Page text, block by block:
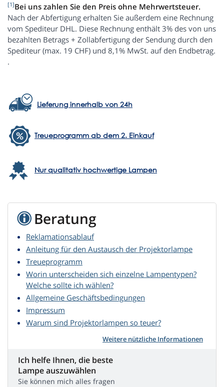
[1]Bei uns zahlen Sie den Preis ohne Mehrwertsteuer.
Nach der Abfertigung erhalten Sie außerdem eine Rechnung
vom Spediteur DHL. Diese Rechnung enthält 3% des von uns
bezahlten Betrags + Zollabfertigung der Sendung durch den
Spediteur (max. 19 CHF) und 8,1% MwSt. auf den Endbetrag.
.
Lieferung innerhalb von 24h
Treueprogramm ab dem 2. Einkauf
Nur qualitativ hochwertige Lampen
Beratung
Reklamationsablauf
Anleitung für den Austausch der Projektorlampe
Treueprogramm
Worin unterscheiden sich einzelne Lampentypen?
Welche sollte ich wählen?
Allgemeine Geschäftsbedingungen
Impressum
Warum sind Projektorlampen so teuer?
Weitere nützliche Informationen
Ich helfe Ihnen, die beste
Lampe auszuwählen
Sie können mich alles fragen